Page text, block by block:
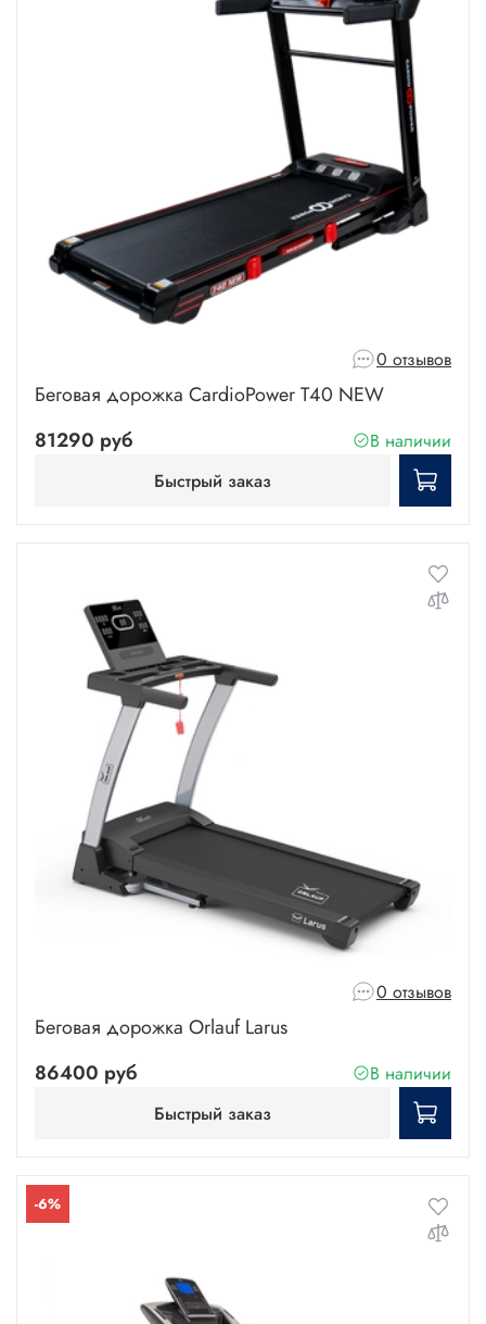
0 отзывов
Беговая дорожка CardioPower T40 NEW
81290 руб
В наличии
Быстрый заказ
0 отзывов
Беговая дорожка Orlauf Larus
86400 руб
В наличии
Быстрый заказ
-6%